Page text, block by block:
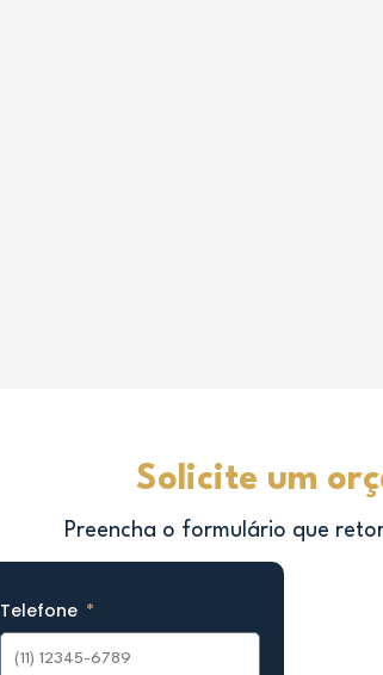
Solicite um
Preencha o formulário que
Telefone